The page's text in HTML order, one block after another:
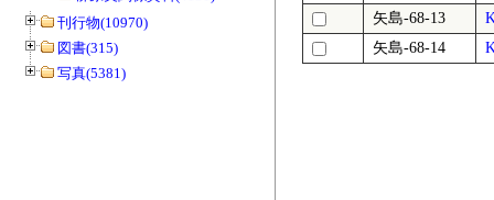
刊行物(10970)
図書(315)
写真(5381)
矢島-68-13
矢島-68-14